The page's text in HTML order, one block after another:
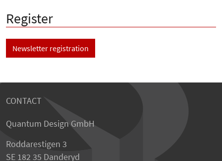
Register
Newsletter registration
CONTACT
Quantum Design GmbH
Roddarestigen 3
SE 182 35 Danderyd